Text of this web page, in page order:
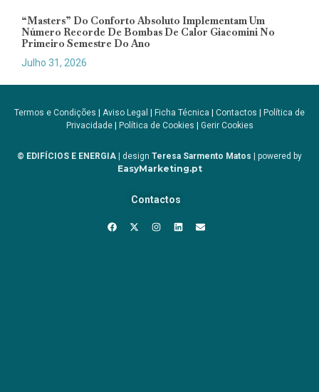
“Masters” Do Conforto Absoluto Implementam Um
Número Recorde De Bombas De Calor Giacomini No
Primeiro Semestre Do Ano
Julho 31, 2026
Termos e Condições Aviso Legal Ficha Técnica Contactos
Política de
Privacidade| Política de Cookies Gerir Cookies
© EDIFÍCIOS E ENERGIA | design Teresa Sarmento Matos | powered by
EasyMarketing.pt
Contactos